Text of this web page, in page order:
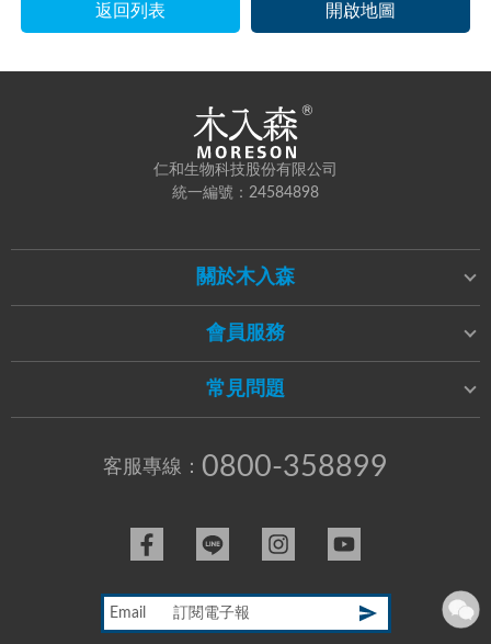
返回列表 開啟地圖
仁和生物科技股份有限公司
統一編號：24584898
關於木入森
會員服務
常見問題
客服專線： 0800-358899
Email